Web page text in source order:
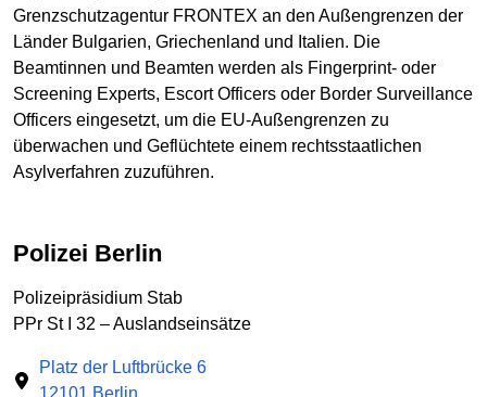
Grenzschutzagentur FRONTEX an den Außengrenzen der
Länder Bulgarien, Griechenland und Italien. Die
Beamtinnen und Beamten werden als Fingerprint- oder
Screening Experts, Escort Officers oder Border Surveillance
Officers eingesetzt, um die EU-Außengrenzen zu
überwachen und Geflüchtete einem rechtsstaatlichen
Asylverfahren zuzuführen.
Polizei Berlin
Polizeipräsidium Stab
PPr St I 32 – Auslandseinsätze
Platz der Luftbrücke 6